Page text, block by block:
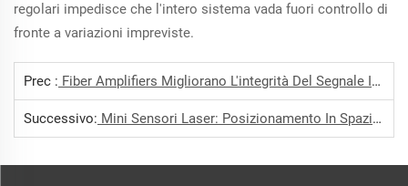
regolari impedisce che l'intero sistema vada fuori controllo di
fronte a variazioni impreviste.
Prec : Fiber Amplifiers Migliorano L'integrità Del Segnale In Ambienti Rumorosi
Successivo: Mini Sensori Laser: Posizionamento In Spazi Ristretti Perfezionato